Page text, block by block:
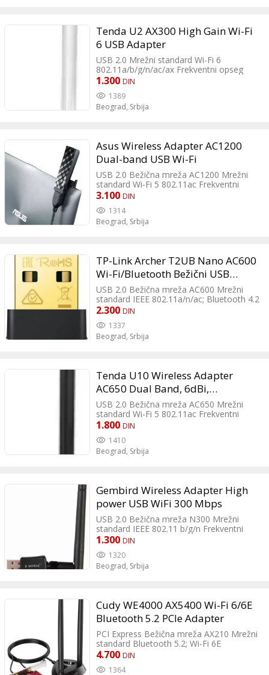
Tenda U2 AX300 High Gain Wi-Fi
6 USB Adapter
USB 2.0 Mrežni standard Wi-Fi 6
802.11a/b/g/n/ac/ax Frekventni opseg
2.4GHz Antena Spoljašnja Broj antena 1
karakteristike Operating Temperature :
0℃ ~ 45℃ Storage Temperature : -40℃ ~
Podržani operativni sistemi Windows;
Linux Dimenzije 48x20x8mm
1.300 DIN
1389
Beograd, Srbija
Asus Wireless Adapter AC1200
Dual-band USB Wi-Fi
USB 2.0 Bežična mreža AC1200 Mrežni
standard Wi-Fi 5 802.11ac Frekventni
opseg 2.4GHz/5GHz Antena Interna Broj
Ostale karakteristike Wireless setting, Site
survey, WPS Wizard Podržani operativni
3.100 DIN
1314
Beograd, Srbija
TP-Link Archer T2UB Nano AC600
Wi-Fi/Bluetooth Bežični USB
Adapter
USB 2.0 Bežična mreža AC600 Mrežni
standard IEEE 802.11a/n/ac; Bluetooth 4.2
Frekventni opseg 2.4GHz/5GHz Enkripcija
Operating Temperature: 0℃~40℃
Storage Temperature: -40℃~70℃
2.300 DIN
1337
Beograd, Srbija
Tenda U10 Wireless Adapter
AC650 Dual Band, 6dBi,
200mbps-2,4GHz, 433mbps-
5GHz, USB
USB 2.0 Bežična mreža AC650 Mrežni
standard Wi-Fi 5 802.11ac Frekventni
opseg 2.4GHz/5GHz Enkripcija WEP; 64-bit
LED indikatori Aktivnost Ostale
karakteristike External 6dBi Antenna Data
1.800 DIN
1410
Beograd, Srbija
Gembird Wireless Adapter High
power USB WiFi 300 Mbps
USB 2.0 Bežična mreža N300 Mrežni
standard IEEE 802.11 b/g/n Frekventni
opseg 2.4GHz Antena Spoljašnja Broj
bit WEP; WPA2-PSK Ostale karakteristike
Chipset: RTL8192EU RF power: up to 20
PER; 54M: -68dBm 10% PER; 270M:
-68dBm 10% PER
1.300 DIN
1320
Beograd, Srbija
Cudy WE4000 AX5400 Wi-Fi 6/6E
Bluetooth 5.2 PCIe Adapter
PCI Express Bežična mreža AX210 Mrežni
standard Bluetooth 5.2; Wi-Fi 6E
802.11a/b/g/n/ac/ax Frekventni opseg
Broj antena 2 Enkripcija WPA3 Ostale
4.700 DIN
1364